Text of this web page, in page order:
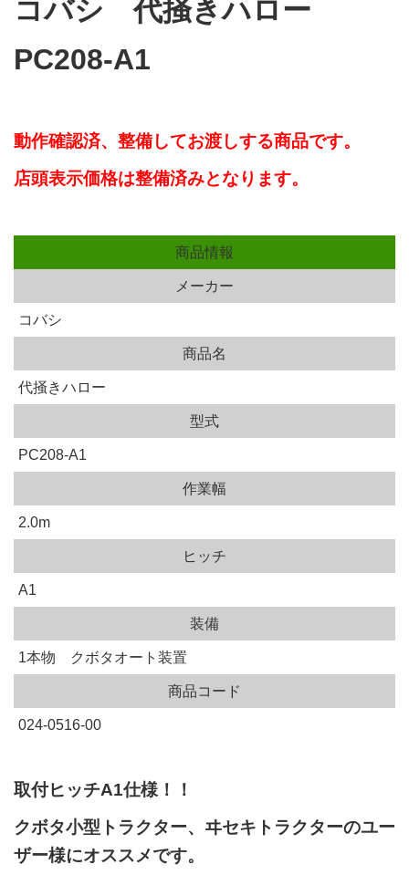
コバシ 代掻きハロー
PC208-A1
動作確認済、 整備してお渡しする商品です。
店頭表示価格は整備済みとなります。
商品情報
メーカー
コバシ
商品名
代掻きハロー
型式
PC208-A1
作業幅
2.0m
ヒッチ
A1
装備
1本物 クボタオート装置
商品コード
024-0516-00
取付ヒッチA1仕様！！
クボタ小型トラクター、ヰセキトラクターのユー
ザー様にオススメです。